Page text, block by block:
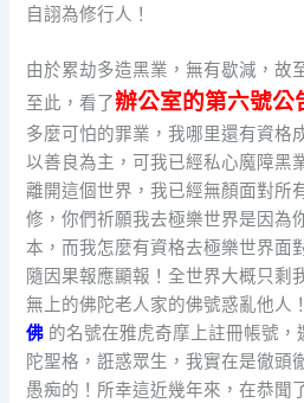
自詡為修行人！
由於累劫多造黑業，無有歇減，故
至此，看了辦公室的第六號公
多麼可怕的罪業，我哪里還有資格
以善良為主，可我已經私心魔障黑
離開這個世界，我已經無顏面對所
修，你們祈願我去極樂世界是因為
本，而我怎麼有資格去極樂世界面
隨因果報應顯報！全世界大概只剩
無上的佛陀老人家的佛號惑亂他人
佛 的名號在雅虎奇摩上註冊帳號
陀聖格，誑惑眾生，我實在是徹頭
愚痴的！所幸這近幾年來，在恭聞